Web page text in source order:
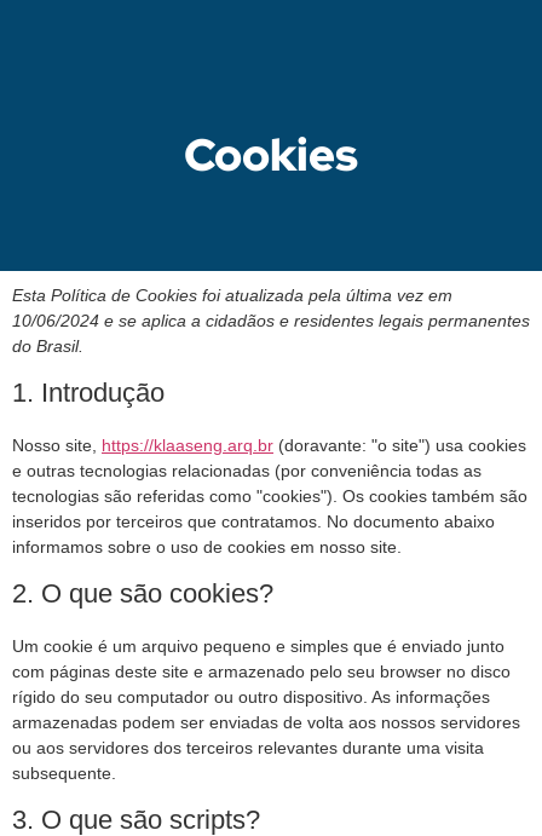
Cookies
Esta Política de Cookies foi atualizada pela última vez em
10/06/2024 e se aplica a cidadãos e residentes legais permanentes
do Brasil.
1. Introdução
Nosso site, https://klaaseng.arq.br (doravante: "o site") usa cookies
e outras tecnologias relacionadas (por conveniência todas as
tecnologias são referidas como "cookies"). Os cookies também são
inseridos por terceiros que contratamos. No documento abaixo
informamos sobre o uso de cookies em nosso site.
2. O que são cookies?
Um cookie é um arquivo pequeno e simples que é enviado junto
com páginas deste site e armazenado pelo seu browser no disco
rígido do seu computador ou outro dispositivo. As informações
armazenadas podem ser enviadas de volta aos nossos servidores
ou aos servidores dos terceiros relevantes durante uma visita
subsequente.
3. O que são scripts?